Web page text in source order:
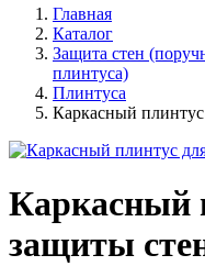
Главная
Каталог
Защита стен
плинтуса)
Плинтуса
Каркасный
Каркасный
защиты